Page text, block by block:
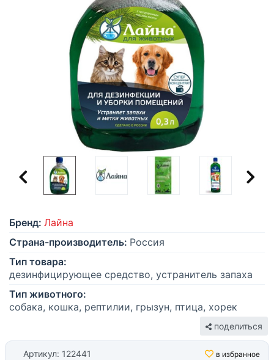
Бренд: Лайна
Страна-производитель: Россия
Тип товара:
дезинфицирующее средство, устранитель запаха
Тип животного:
собака, кошка, рептилии, грызун, птица, хорек
поделиться
Артикул: 122441 в избранное